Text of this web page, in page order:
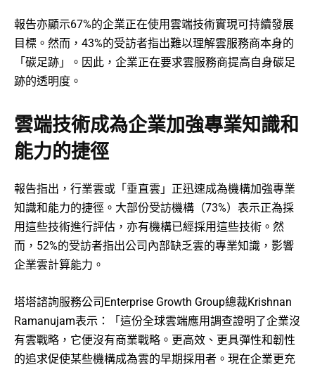
報告亦顯示67%的企業正在使用雲端技術實現可持續發展
目標。然而，43%的受訪者指出難以理解雲服務商本身的
「碳足跡」。因此，企業正在要求雲服務商提高自身碳足
跡的透明度。
雲端技術成為企業加強專業知識和
能力的捷徑
報告指出，行業雲或「垂直雲」正迅速成為機構加強專業
知識和能力的捷徑。大部份受訪機構（73%）表示正為採
用這些技術進行評估，亦有機構已經採用這些技術。然
而，52%的受訪者指出公司內部缺乏雲的專業知識，影響
企業雲計算能力。
塔塔諮詢服務公司Enterprise Growth Group總裁Krishnan
Ramanujam表示：「這份全球雲端應用調查證明了企業沒
有雲戰略，它便沒有商業戰略。更高效、更具彈性和韌性
的追求促使某些機構成為雲的早期採用者。現在企業更充